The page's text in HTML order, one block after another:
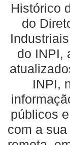
Histórico
do
do INPI,
INPI,
públicos
com a